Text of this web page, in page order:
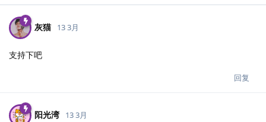
灰猫 13 3月
支持下吧
回复
阳光湾 13 3月